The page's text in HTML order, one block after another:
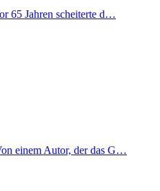
65 Jahren scheiterte d…
einem Autor, der das G…